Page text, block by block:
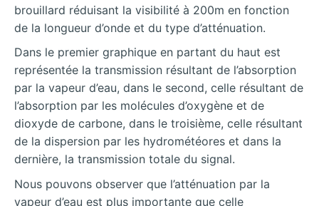
brouillard réduisant la visibilité à 200m en fonction
de la longueur d’onde et du type d’atténuation.
Dans le premier graphique en partant du haut est
représentée la transmission résultant de l’absorption
par la vapeur d’eau, dans le second, celle résultant de
l’absorption par les molécules d’oxygène et de
dioxyde de carbone, dans le troisième, celle résultant
de la dispersion par les hydrométéores et dans la
dernière, la transmission totale du signal.
Nous pouvons observer que l’atténuation par la
vapeur d’eau est plus importante que celle